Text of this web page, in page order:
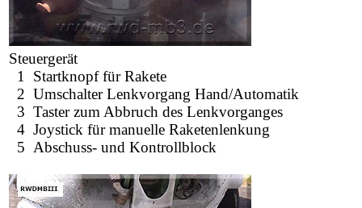
Steuergerät
1 Startknopf für Rakete
2 Umschalter Lenkvorgang Hand/Automatik
3 Taster zum Abbruch des Lenkvorganges
4 Joystick für manuelle Raketenlenkung
5 Abschuss- und Kontrollblock